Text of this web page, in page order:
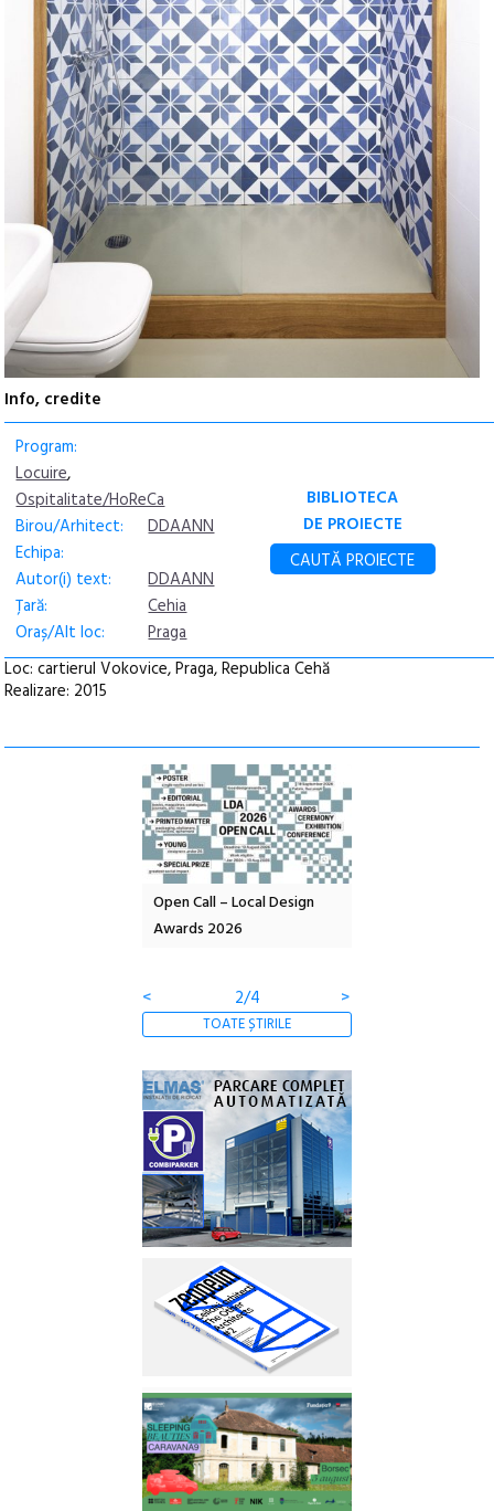
Info, credite
Program:
Locuire,
Ospitalitate/HoReCa
Birou/Arhitect:
DDAANN
Echipa:
Autor(i) text:
DDAANN
Țară:
Cehia
Oraș/Alt loc:
Praga
BIBLIOTECA
DE PROIECTE
CAUTĂ PROIECTE
Loc: cartierul Vokovice, Praga, Republica Cehă
Realizare: 2015
Anuala de artă urbană
Artown NOW #5:
<
3/4 >
TOATE ȘTIRILE